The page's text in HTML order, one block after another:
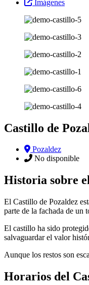
Imágenes
Castillo de
Pozaldez
No disponible
Historia sobre
El Castillo de Pozaldez
parte de la fachada de un
El castillo ha sido
salvaguardar el valor
Aunque los restos son
Horarios del